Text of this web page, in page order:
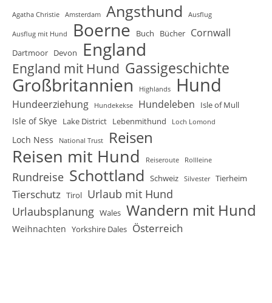
Agatha Christie Amsterdam Angsthund Ausflug
Ausflug mit Hund Boerne Buch Bücher Cornwall
Dartmoor Devon England
England mit Hund Gassigeschichte
Großbritannien Highlands Hund
Hundeerziehung Hundekekse Hundeleben Isle of Mull
Isle of Skye Lake District Lebenmithund Loch Lomond
Loch Ness National Trust Reisen
Reisen mit Hund Reiseroute Rollleine
Rundreise Schottland Schweiz Silvester Tierheim
Tierschutz Tirol Urlaub mit Hund
Urlaubsplanung Wales Wandern mit Hund
Weihnachten Yorkshire Dales Österreich